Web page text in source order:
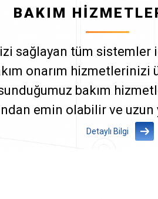
BAKIM
sağlayan tüm sistemler
onarım hizmetlerinizi
bakım
emin olabilir ve
Detaylı Bilgi